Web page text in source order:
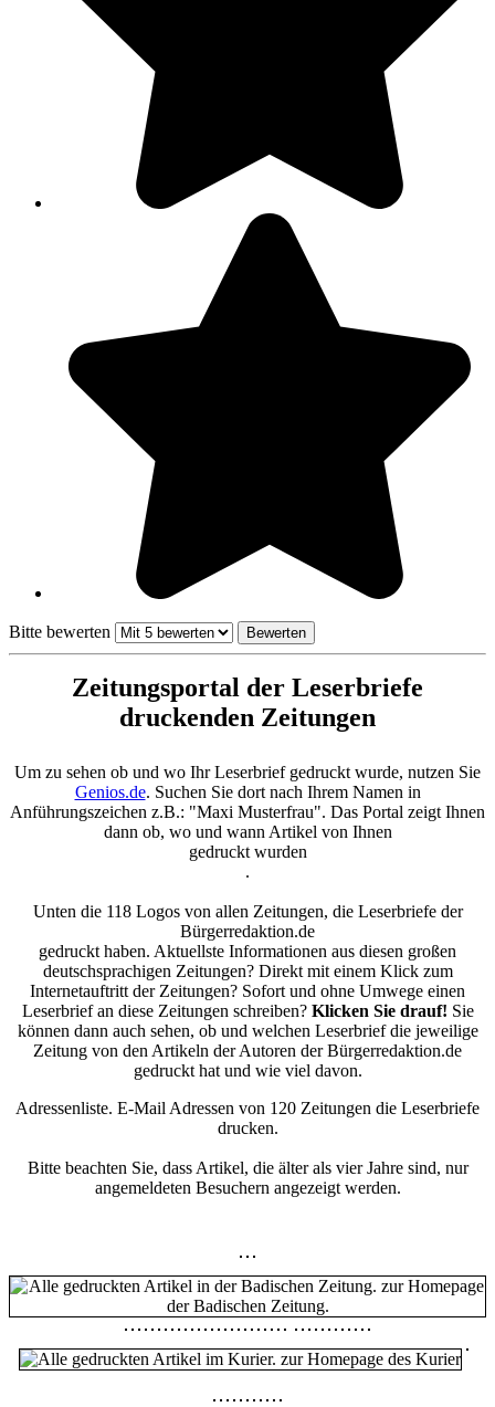
Bitte bewerten
Zeitungsportal der Leserbriefe
druckenden Zeitungen
Um zu sehen ob und wo Ihr Leserbrief gedruckt wurde, nutzen Sie
Genios.de. Suchen Sie dort nach Ihrem Namen in
Anführungszeichen z.B.: "Maxi Musterfrau". Das Portal zeigt Ihnen
dann ob, wo und wann Artikel von Ihnen
gedruckt wurden
.
Unten die 118 Logos von allen Zeitungen, die Leserbriefe der
Bürgerredaktion.de
gedruckt haben. Aktuellste Informationen aus diesen großen
deutschsprachigen Zeitungen? Direkt mit einem Klick zum
Internetauftritt der Zeitungen? Sofort und ohne Umwege einen
Leserbrief an diese Zeitungen schreiben? Klicken Sie drauf! Sie
können dann auch sehen, ob und welchen Leserbrief die jeweilige
Zeitung von den Artikeln der Autoren der Bürgerredaktion.de
gedruckt hat und wie viel davon.
Adressenliste. E-Mail Adressen von 120 Zeitungen die Leserbriefe
drucken.
Bitte beachten Sie, dass Artikel, die älter als vier Jahre sind, nur
angemeldeten Besuchern angezeigt werden.